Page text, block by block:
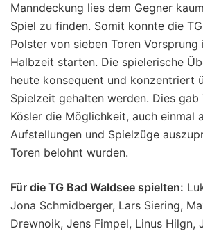
Manndeckung lies dem Gegner
Spiel zu finden. Somit konnte die
Polster von sieben Toren
Halbzeit starten. Die spielerische
heute konsequent und konzentriert
Spielzeit gehalten werden. Dies gab
Kösler die Möglichkeit, auch einmal
Aufstellungen und Spielzüge
Toren belohnt wurden.
Für die TG Bad Waldsee spielten:
Jona Schmidberger, Lars Siering,
Drewnoik, Jens Fimpel, Linus Hilgn,